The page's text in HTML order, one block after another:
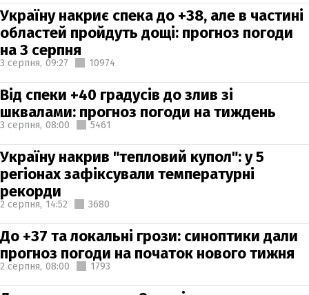
Україну накриє спека до +38, але в частині
областей пройдуть дощі: прогноз погоди
на 3 серпня
3 серпня, 09:27 10974
Від спеки +40 градусів до злив зі
шквалами: прогноз погоди на тиждень
3 серпня, 08:00 5461
Україну накрив "тепловий купол": у 5
регіонах зафіксували температурні
рекорди
2 серпня, 14:52 3680
До +37 та локальні грози: синоптики дали
прогноз погоди на початок нового тижня
2 серпня, 08:00 1793